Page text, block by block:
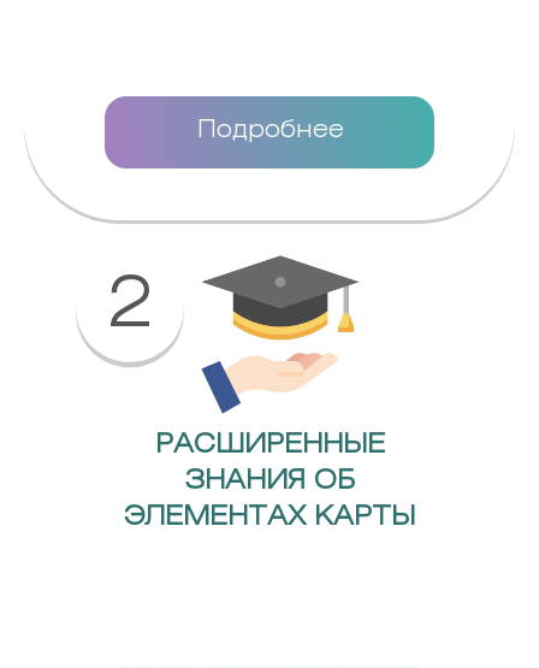
Подробнее
2
РАСШИРЕННЫЕ
ЗНАНИЯ ОБ
ЭЛЕМЕНТАХ КАРТЫ